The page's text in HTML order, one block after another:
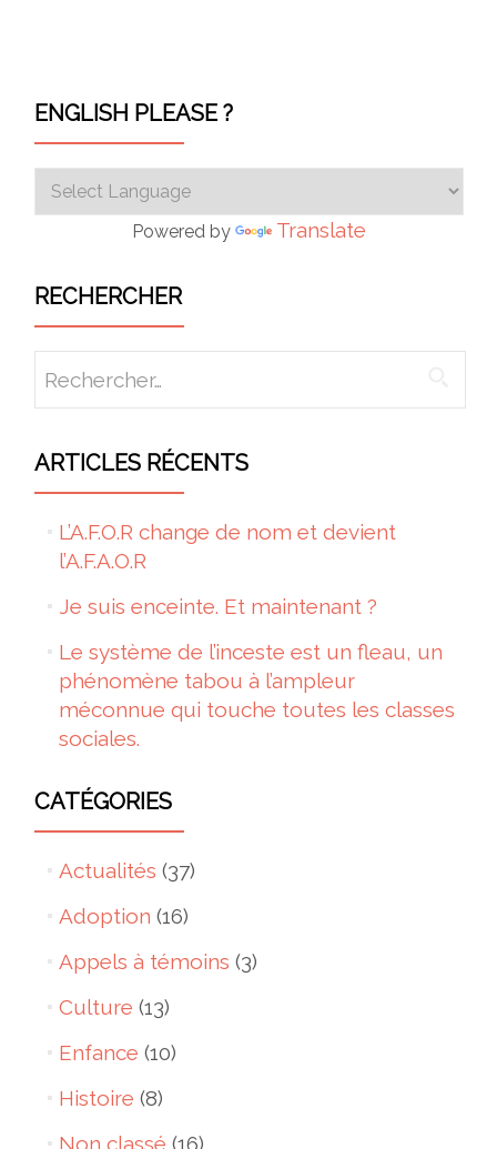
ENGLISH PLEASE ?
Powered by Translate
RECHERCHER
ARTICLES RÉCENTS
L’A.F.O.R change de nom et devient
l’A.F.A.O.R
Je suis enceinte. Et maintenant ?
Le système de l’inceste est un fleau, un
phénomène tabou à l’ampleur
méconnue qui touche toutes les classes
sociales.
CATÉGORIES
Actualités (37)
Adoption (16)
Appels à témoins (3)
Culture (13)
Enfance (10)
Histoire (8)
Non classé (16)